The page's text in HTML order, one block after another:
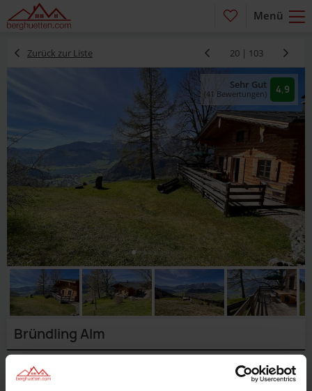
Menü
Zurück zur Liste 20 | 103
4,9
Sehr Gut
(41 Bewertungen)
Bründling Alm
an,